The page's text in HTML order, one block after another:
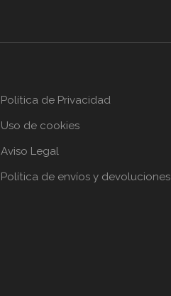
Política de Privacidad
Uso de cookies
Aviso Legal
Política de envíos y devoluciones